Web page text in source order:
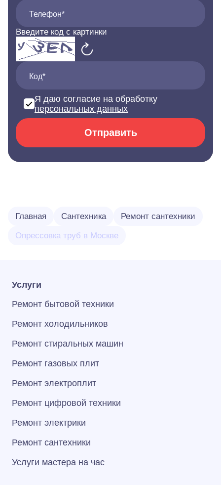
Телефон*
Введите код с картинки
Код*
Я даю согласие на обработку
персональных данных
Отправить
Главная Сантехника Ремонт сантехники
Опрессовка труб в Москве
Услуги
Ремонт бытовой техники
Ремонт холодильников
Ремонт стиральных машин
Ремонт газовых плит
Ремонт электроплит
Ремонт цифровой техники
Ремонт электрики
Ремонт сантехники
Услуги мастера на час